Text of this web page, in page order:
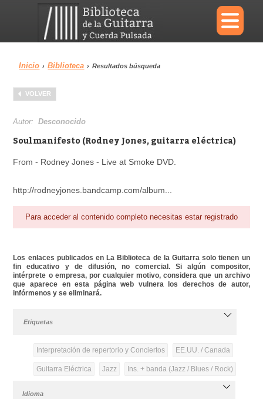
×
Menu
Biblioteca
Inicio › Biblioteca › Resultados búsqueda
VOLVER
Autor:Desconocido
Soulmanifesto (Rodney Jones, guitarra eléctrica)
From - Rodney Jones - Live at Smoke DVD.
http://rodneyjones.bandcamp.com/album...
Para acceder al contenido completo necesitas estar registrado
Los enlaces publicados en La Biblioteca de la Guitarra solo tienen un
fin educativo y de difusión, no comercial. Si algún compositor,
intérprete o empresa, por cualquier motivo, considera que un archivo
que aparece en esta página web vulnera los derechos de autor,
infórmenos y se eliminará.
Etiquetas
Interpretación de repertorio y Conciertos EE.UU. / Canada
Guitarra Eléctrica Jazz Ins. + banda (Jazz / Blues / Rock)
Idioma